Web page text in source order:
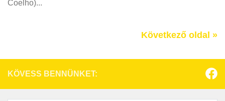
Coelho)...
Következő oldal »
KÖVESS BENNÜNKET: